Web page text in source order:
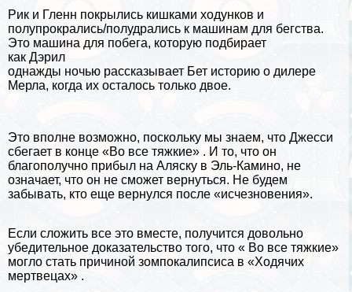
Рик и Гленн покрылись кишками ходунков и
полупрокрались/полудрались к машинам для бегства.
Это машина для побега, которую подбирает
как Дэрил
однажды ночью рассказывает Бет историю о дилере
Мерла, когда их осталось только двое.
Это вполне возможно, поскольку мы знаем, что Джесси
сбегает в конце «Во все тяжкие» . И то, что он
благополучно прибыл на Аляску в Эль-Камино, не
означает, что он не сможет вернуться. Не будем
забывать, кто еще вернулся после «исчезновения».
Если сложить все это вместе, получится довольно
убедительное доказательство того, что « Во все тяжкие»
могло стать причиной зомпокалипсиса в «Ходячих
мертвецах» .